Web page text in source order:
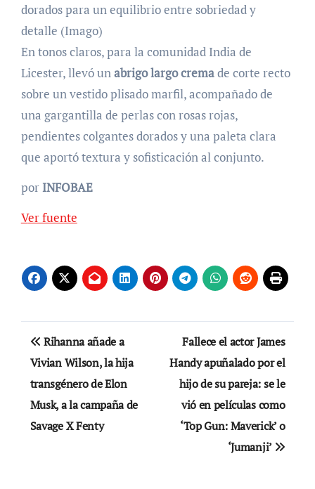
dorados para un equilibrio entre sobriedad y
detalle (Imago)
En tonos claros, para la comunidad India de
Licester, llevó unabrigo largo cremade corte recto
sobre un vestido plisado marfil, acompañado de
una gargantilla de perlas con rosas rojas,
pendientes colgantes dorados y una paleta clara
que aportó textura y sofisticación al conjunto.
porINFOBAE
Ver fuente
Navegación
de
entradas
Rihanna añade a
Vivian Wilson, la hija
transgénero de Elon
Musk, a la campaña de
Savage X Fenty
Fallece el actor James
Handy apuñalado por el
hijo de su pareja: se le
vió en películas como
‘Top Gun: Maverick’ o
‘Jumanji’